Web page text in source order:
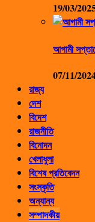
19/03/
আগামী
07/11/
রাজ্য
দেশ
বিদেশ
রাজনীতি
বিনোদন
খেলাধুলা
বিশেষ প্রতিবেদন
সংস্কৃতি
অন্যান্য
সম্পাদকীয়